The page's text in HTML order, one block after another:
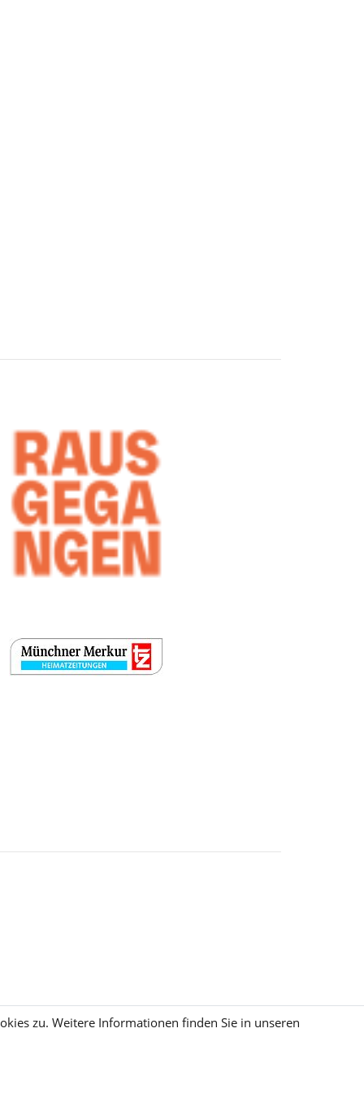
zu. Weitere Informationen finden Sie in unseren